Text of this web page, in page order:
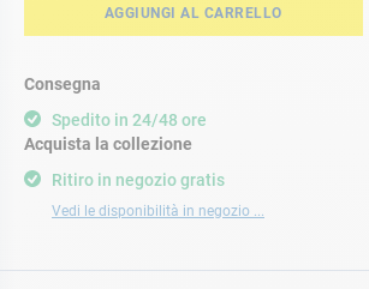
AGGIUNGI AL CARRELLO
Consegna
Spedito in 24/48 ore
Ritiro in negozio gratis
Vedi le disponibilità in negozio ...
Acquista la collezione